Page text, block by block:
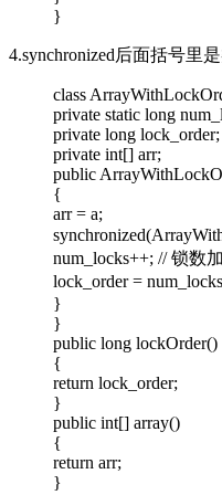
}
4.synchronized后面括号里
class
private static long
private long lock_order;
private int[] arr;
public
{
arr = a;
num_locks++; // 锁数加
lock_order =
}
}
public long lockOrder()
{
return lock_order;
}
public int[] array()
{
return arr;
}